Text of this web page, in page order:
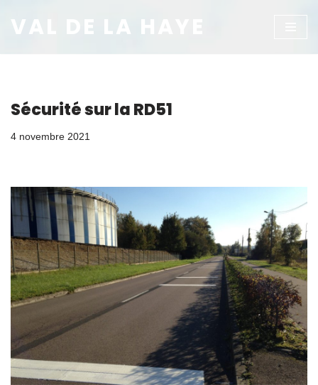
Aller
au
VAL DE LA HAYE
Sécurité sur la RD51
4 novembre 2021